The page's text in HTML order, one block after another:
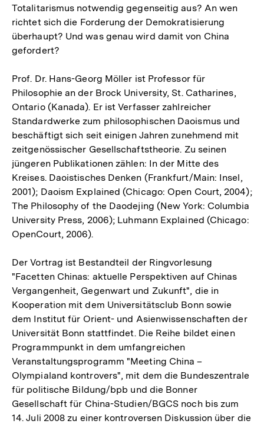
Totalitarismus notwendig gegenseitig aus? An wen
richtet sich die Forderung der Demokratisierung
überhaupt? Und was genau wird damit von China
gefordert?
Prof. Dr. Hans-Georg Möller ist Professor für
Philosophie an der Brock University, St. Catharines,
Ontario (Kanada). Er ist Verfasser zahlreicher
Standardwerke zum philosophischen Daoismus und
beschäftigt sich seit einigen Jahren zunehmend mit
zeitgenössischer Gesellschaftstheorie. Zu seinen
jüngeren Publikationen zählen: In der Mitte des
Kreises. Daoistisches Denken (Frankfurt/Main: Insel,
2001); Daoism Explained (Chicago: Open Court, 2004);
The Philosophy of the Daodejing (New York: Columbia
University Press, 2006); Luhmann Explained (Chicago:
OpenCourt, 2006).
Der Vortrag ist Bestandteil der Ringvorlesung
"Facetten Chinas: aktuelle Perspektiven auf Chinas
Vergangenheit, Gegenwart und Zukunft", die in
Kooperation mit dem Universitätsclub Bonn sowie
dem Institut für Orient- und Asienwissenschaften der
Universität Bonn stattfindet. Die Reihe bildet einen
Programmpunkt in dem umfangreichen
Veranstaltungsprogramm "Meeting China –
Olympialand kontrovers", mit dem die Bundeszentrale
für politische Bildung/bpb und die Bonner
Gesellschaft für China-Studien/BGCS noch bis zum
14. Juli 2008 zu einer kontroversen Diskussion über die